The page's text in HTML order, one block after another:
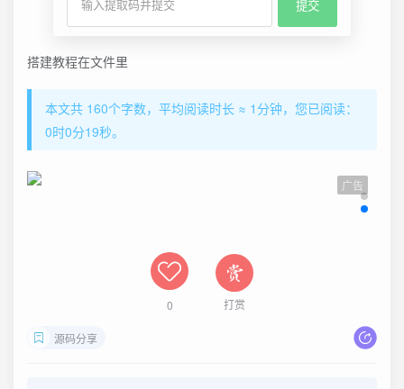
搭建教程在文件里
本文共 160个字数，平均阅读时长 ≈ 1分钟，您已阅读：
0时0分20秒。
广告
0 打赏
源码分享